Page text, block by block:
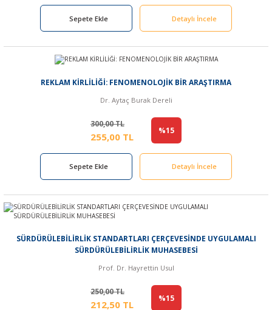
Sepete Ekle Detaylı İncele
REKLAM KİRLİLİĞİ: FENOMENOLOJİK BİR ARAŞTIRMA
Dr. Aytaç Burak Dereli
300,00 TL
255,00 TL
%15
Sepete Ekle Detaylı İncele
SÜRDÜRÜLEBİLİRLİK STANDARTLARI ÇERÇEVESİNDE UYGULAMALI
SÜRDÜRÜLEBİLİRLİK MUHASEBESİ
Prof. Dr. Hayrettin Usul
250,00 TL
212,50 TL
%15